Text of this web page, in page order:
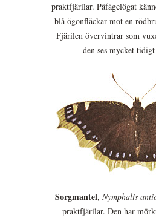
praktfjärilar. Påfågelögat
blå ögonfläckar mot en
Fjärilen övervintrar som
den ses mycket
Sorgmantel, Nymphalis
praktfjärilar. Den har